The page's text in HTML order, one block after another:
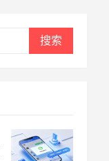
搜索